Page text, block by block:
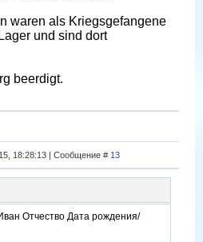
waren als Kriegsgefangene
und sind dort
beerdigt.
18:28:13 | Сообщение # 13
Отчество Дата рождения/